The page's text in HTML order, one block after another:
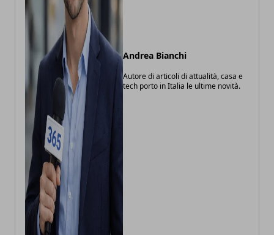
Andrea Bianchi
Autore di articoli di attualità, casa e
tech porto in Italia le ultime novità.